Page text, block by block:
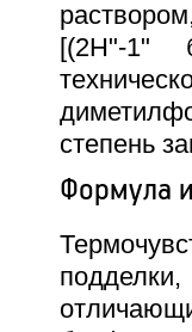
[(2Н"-1"
степень
Формула